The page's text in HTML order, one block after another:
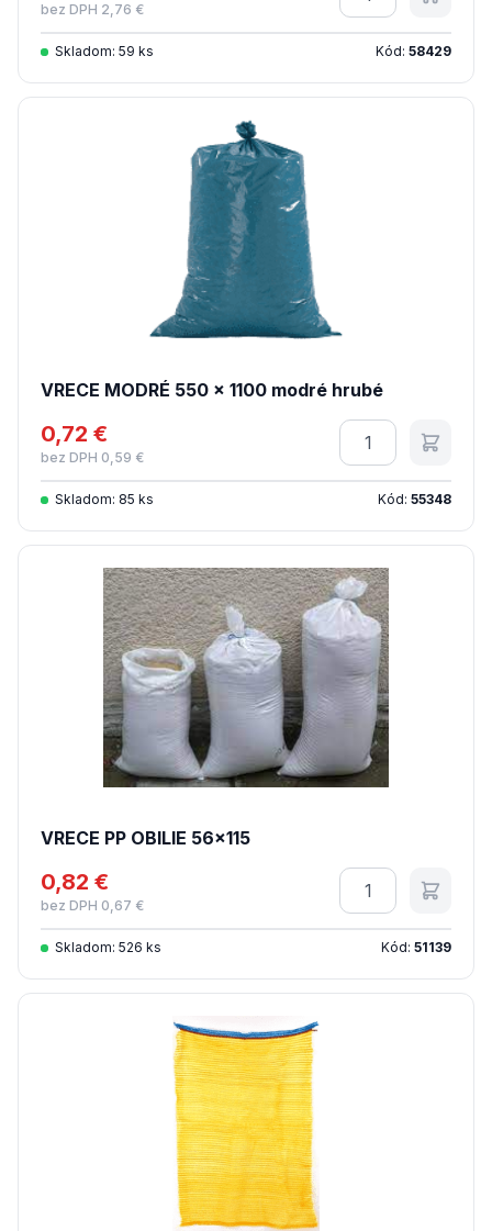
bez DPH 2,76 €
Skladom: 59 ks Kód: 58429
VRECE MODRÉ 550 x 1100 modré hrubé
0,72 €
bez DPH 0,59 €
Množstvo
Skladom: 85 ks Kód: 55348
VRECE PP OBILIE 56x115
0,82 €
bez DPH 0,67 €
Množstvo
Skladom: 526 ks Kód: 51139